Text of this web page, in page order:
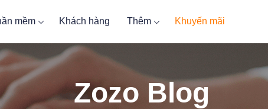
mềm Khách hàng Thêm Khuyến mãi
Zozo Blog